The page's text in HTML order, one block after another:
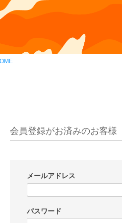
会員登録がお済みのお客様
メールアドレス
(
パスワード